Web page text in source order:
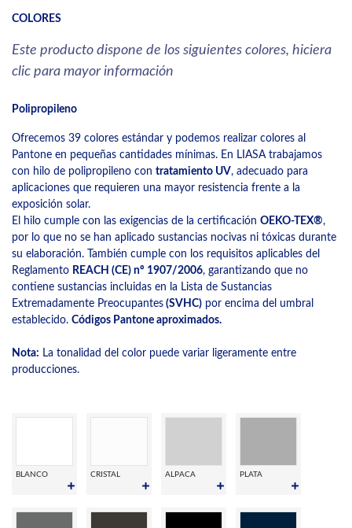
COLORES
Este producto dispone de los siguientes colores, hiciera
clic para mayor información
Polipropileno
Ofrecemos 39 colores estándar y podemos realizar colores al
Pantone en pequeñas cantidades mínimas. En LIASA trabajamos
con hilo de polipropileno con tratamiento UV, adecuado para
aplicaciones que requieren una mayor resistencia frente a la
exposición solar.
El hilo cumple con las exigencias de la certificación OEKO-TEX®,
por lo que no se han aplicado sustancias nocivas ni tóxicas durante
su elaboración. También cumple con los requisitos aplicables del
Reglamento REACH (CE) nº 1907/2006, garantizando que no
contiene sustancias incluidas en la Lista de Sustancias
Extremadamente Preocupantes (SVHC) por encima del umbral
establecido. Códigos Pantone aproximados.
Nota: La tonalidad del color puede variar ligeramente entre
producciones.
BLANCO CRISTAL ALPACA PLATA